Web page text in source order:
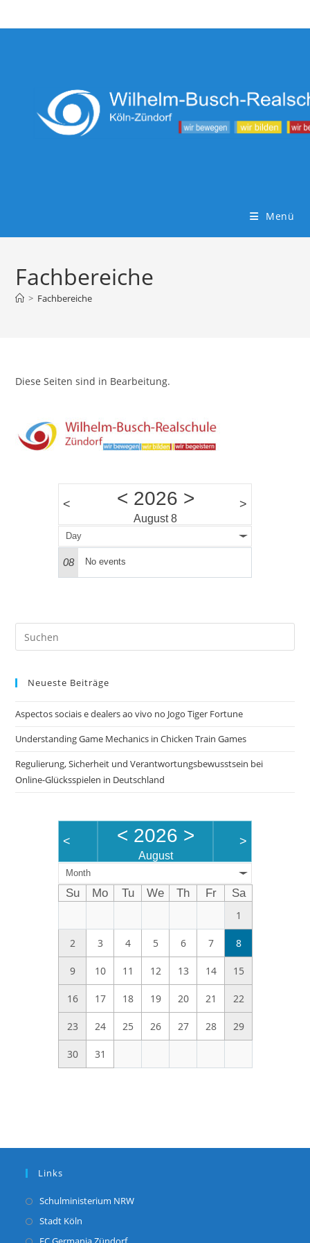
Inhalt
Menü
Fachbereiche
> Fachbereiche
Diese Seiten sind in Bearbeitung.
< < 2026 >
August 8
>
Day
08 No events
Neueste Beiträge
Aspectos sociais e dealers ao vivo no Jogo Tiger Fortune
Understanding Game Mechanics in Chicken Train Games
Regulierung, Sicherheit und Verantwortungsbewusstsein bei
Online-Glücksspielen in Deutschland
< < 2026 >
August
>
Month
Su Mo Tu We Th Fr
Sa
1
2 3 4 5 6 7 8
9 10 11 12 13 14 15
16 17 18 19 20 21 22
23 24 25 26 27 28 29
30 31
Links
Schulministerium NRWOpens
Stadt Köln
in
Opens